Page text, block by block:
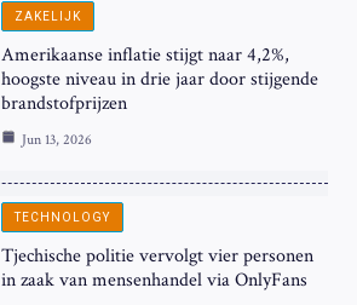
ZAKELIJK
Amerikaanse inflatie stijgt naar 4,2%,
hoogste niveau in drie jaar door stijgende
brandstofprijzen
Jun 13, 2026
TECHNOLOGY
Tjechische politie vervolgt vier personen
in zaak van mensenhandel via OnlyFans